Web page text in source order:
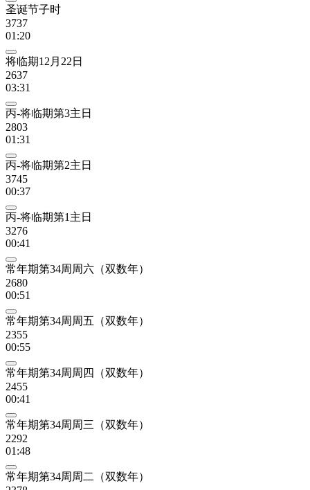
圣诞节子时
3737
01:20
将临期12月22日
2637
03:31
丙-将临期第3主日
2803
01:31
丙-将临期第2主日
3745
00:37
丙-将临期第1主日
3276
00:41
常年期第34周周六（双数年）
2680
00:51
常年期第34周周五（双数年）
2355
00:55
常年期第34周周四（双数年）
2455
00:41
常年期第34周周三（双数年）
2292
01:48
常年期第34周周二（双数年）